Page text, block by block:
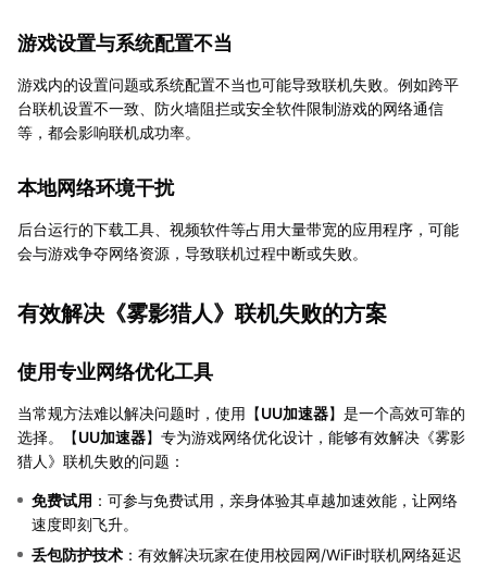
游戏设置与系统配置不当
游戏内的设置问题或系统配置不当也可能导致联机失败。例如跨平
台联机设置不一致、防火墙阻拦或安全软件限制游戏的网络通信
等，都会影响联机成功率。
本地网络环境干扰
后台运行的下载工具、视频软件等占用大量带宽的应用程序，可能
会与游戏争夺网络资源，导致联机过程中断或失败。
有效解决《雾影猎人》联机失败的方案
使用专业网络优化工具
当常规方法难以解决问题时，使用【UU加速器】是一个高效可靠的
选择。【UU加速器】专为游戏网络优化设计，能够有效解决《雾影
猎人》联机失败的问题：
免费试用 ：可参与免费试用，亲身体验其卓越加速效能，让网络
速度即刻飞升。
丢包防护技术 ：有效解决玩家在使用校园网/WiFi时联机网络延迟